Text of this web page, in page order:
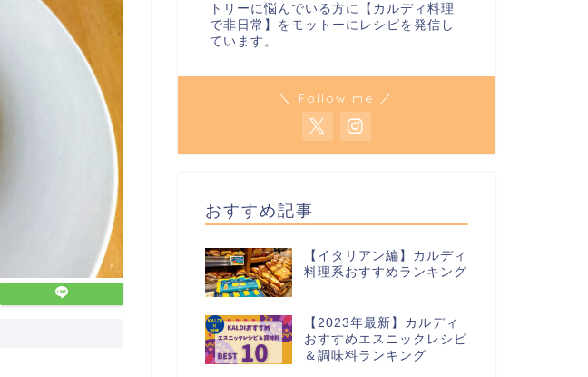
トリーに悩んでいる方に【カルディ料理
で非日常】をモットーにレシピを発信し
ています。
＼ Follow me ／
おすすめ記事
【イタリアン編】カルディ
料理系おすすめランキング
【2023年最新】カルディ
おすすめエスニックレシピ
＆調味料ランキング